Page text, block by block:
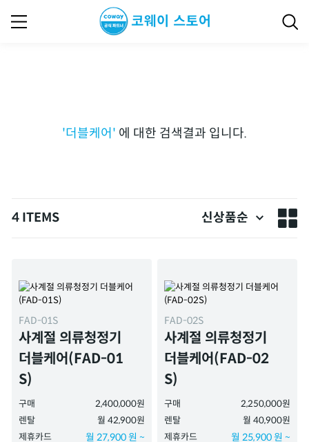
'더블케어 ' 에 대한 검색결과 입니다.
4 ITEMS 신상품순
FAD-01S
사계절 의류청정기
더블케어(FAD-01
S)
구매
2,400,000원
렌탈
월 42,900원
제휴카드
월 27,900 원 ~
FAD-02S
사계절 의류청정기
더블케어(FAD-02
S)
구매
2,250,000원
렌탈
월 40,900원
제휴카드
월 25,900 원 ~